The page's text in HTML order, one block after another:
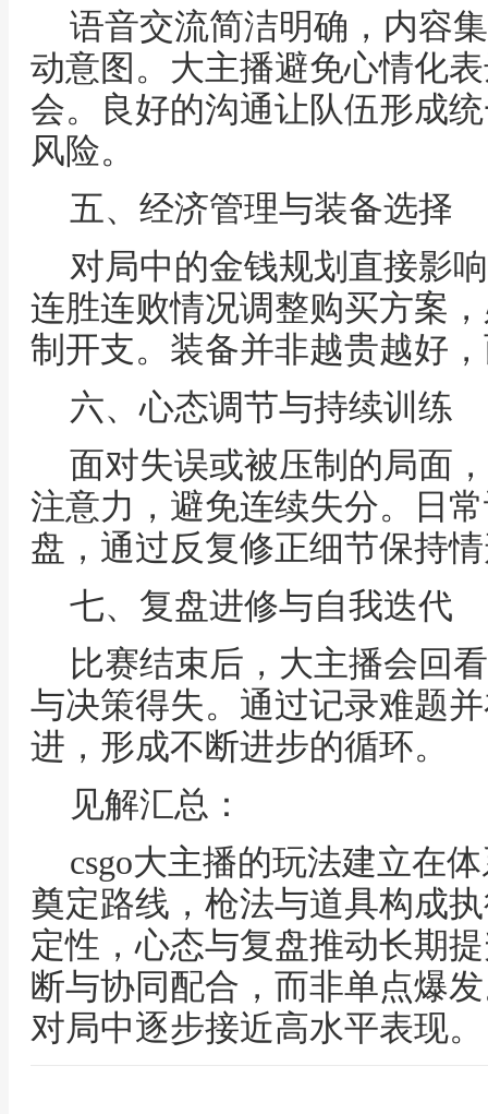
语音交流简洁明确，内容
动意图。大主播避免心情化
会。良好的沟通让队伍形成
风险。
五、经济管理与装备选择
对局中的金钱规划直接影
连胜连败情况调整购买方案
制开支。装备并非越贵越好
六、心态调节与持续训练
面对失误或被压制的局面
注意力，避免连续失分。日
盘，通过反复修正细节保持
七、复盘进修与自我迭代
比赛结束后，大主播会回
与决策得失。通过记录难题
进，形成不断进步的循环。
见解汇总：
csgo大主播的玩法建立在
奠定路线，枪法与道具构成
定性，心态与复盘推动长期
断与协同配合，而非单点爆
对局中逐步接近高水平表现。